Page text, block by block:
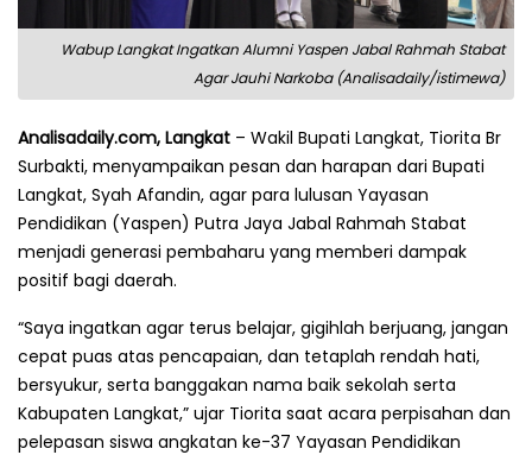
Wabup Langkat Ingatkan Alumni Yaspen Jabal Rahmah Stabat
Agar Jauhi Narkoba (Analisadaily/istimewa)
Analisadaily.com, Langkat – Wakil Bupati Langkat, Tiorita Br
Surbakti, menyampaikan pesan dan harapan dari Bupati
Langkat, Syah Afandin, agar para lulusan Yayasan
Pendidikan (Yaspen) Putra Jaya Jabal Rahmah Stabat
menjadi generasi pembaharu yang memberi dampak
positif bagi daerah.
“Saya ingatkan agar terus belajar, gigihlah berjuang, jangan
cepat puas atas pencapaian, dan tetaplah rendah hati,
bersyukur, serta banggakan nama baik sekolah serta
Kabupaten Langkat,” ujar Tiorita saat acara perpisahan dan
pelepasan siswa angkatan ke-37 Yayasan Pendidikan